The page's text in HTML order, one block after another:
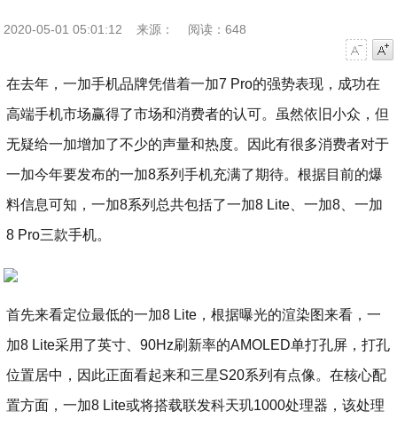
2020-05-01 05:01:12 来源：
阅读：648
在去年，一加手机品牌凭借着一加7 Pro的强势表现，成功在
高端手机市场赢得了市场和消费者的认可。虽然依旧小众，但
无疑给一加增加了不少的声量和热度。因此有很多消费者对于
一加今年要发布的一加8系列手机充满了期待。根据目前的爆
料信息可知，一加8系列总共包括了一加8 Lite、一加8、一加
8 Pro三款手机。
首先来看定位最低的一加8 Lite，根据曝光的渲染图来看，一
加8 Lite采用了英寸、90Hz刷新率的AMOLED单打孔屏，打孔
位置居中，因此正面看起来和三星S20系列有点像。在核心配
置方面，一加8 Lite或将搭载联发科天玑1000处理器，该处理